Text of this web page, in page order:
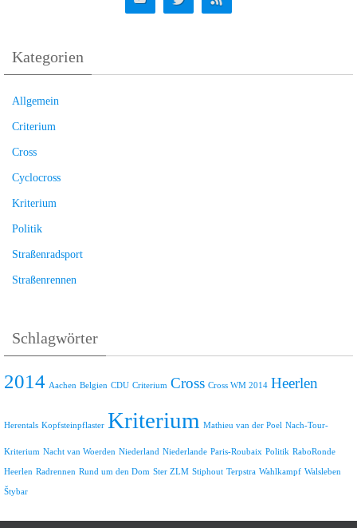
Kategorien
Allgemein
Criterium
Cross
Cyclocross
Kriterium
Politik
Straßenradsport
Straßenrennen
Schlagwörter
2014 Aachen Belgien CDU Criterium Cross Cross WM 2014 Heerlen
Herentals Kopfsteinpflaster Kriterium Mathieu van der Poel Nach-Tour-
Kriterium Nacht van Woerden Niederland Niederlande Paris-Roubaix Politik RaboRonde
Heerlen Radrennen Rund um den Dom Ster ZLM Stiphout Terpstra Wahlkampf Walsleben
Štybar